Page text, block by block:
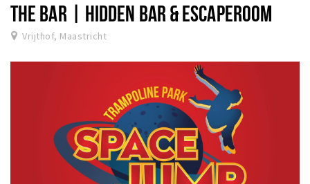
THE BAR | HIDDEN BAR & ESCAPEROOM
Vrijthof, Maastricht